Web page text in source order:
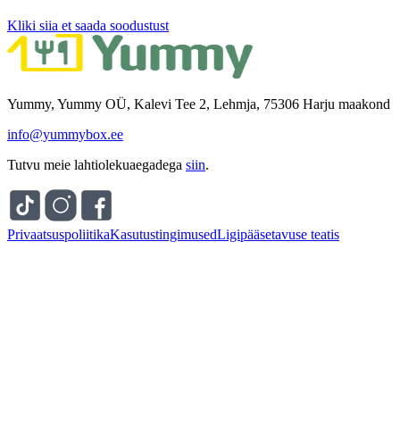
K‌liki siia et saada soodustust ‍ ​‍​‍‌‍ ‌ ​‍‌‍‍‌‌‍‌ ‌‍‍‌‌‍ ‍​‍​‍​ ‍‍​‍​‍‌ ​ ‌‍​‌‌‍ ‍‌‍‍‌‌ ‌​‌ ‍‌​‍ ‍‌‍‍‌‌‍ ​‍​‍​‍ ​​‍​‍‌‍‍​‌ ​‍‌‍‌‌‌‍‌‍​‍​‍​ ‍‍​‍​‍​‍ ‌ ​ ‌ ‌​‌ ‌‌‌‍‌​‌‍‍‌‌‍ ​‍ ‌‍‍‌‌‍ ‍‌ ‌​‌‍‌‌‌‍ ‍‌ ‌​​‍ ‌‍‌‌‌‍‌​‌‍‍‌‌ ‌​​‍ ‌‍ ‌‌‍ ‌‍‌​‌‍‌‌​ ‌‌ ​​‌ ​‍‌‍‌‌‌ ​ ‌‍‌‌‌‍ ‍‌ ‌​‌‍​‌‌ ‌​‌‍‍‌‌‍ ‌‍ ‍​ ‍ ‌‍‍‌‌‍‌​​ ‌​ ​‌​ ​‌‌‍​‌​ ‌‌‌‍‌‌​ ‍​​ ‌‍‌‍​‌​‍ ‌​ ​​​ ‍‌‌‍​‍‌‍‌‍​‍ ‌​ ‌​​ ‍‌​ ‌ ​ ​‍​‍ ‌​ ‍​​ ‌‌‌‍‌​‌‍‌‍​‍ ‌​ ‌​‌‍‌‌​ ​ ​ ​‌​ ​‌‌‍​‌​ ‌ ​ ​‌​ ‍​‌‍‌​​ ‌‍​ ​‍​ ‍ ‌ ‌​‌ ‍‌‌ ​​‌‍‌‌​ ‌‌ ​​‌‍​‌‌‍‌ ‌‍‌‌​ ‍ ‌ ​​‌‍​‌‌ ‌​‌‍‍​​ ‌‌‍​ ‌‍ ‌‍ ‌‌ ​​‌‍ ‌‍ ‍‌‍‌‌‌‍ ‍‌ ‌​‌ ​ ​‍‌‌​ ‌‌‌​​‍‌‌ ‌‍‍ ‌‍‌‌‌ ‍‌​‍‌‌​ ​ ‌​‌​​‍‌‌​ ​ ‌​‌​​‍‌‌​ ​‍​ ​‍​ ​‍‌‍‌​​ ‌‍‌‍​‍​ ‍‌​ ​‌‌‍‌‍​ ‌ ​ ‍​​ ‌‍‌‍‌​‌‍‌​​‍‌‌​ ​‍​ ​‍​‍‌‌​ ‌‌‌​‌​​‍ ‍‌‍​ ‌ ‌​‌‍​‌‌‌‌​‌‍‌‌‌ ‍​‌ ‌​​‍ ‍‌‍​ ‌ ‍‍‌‌ ‌‍‌‌‌‍ ‍​ ‌‍​‍‌‍​‌‌ ​ ‌‍‌‌‌‌‌‌‌ ​‍‌‍ ​​ ‌​‍‌‌​ ​‍‌​‌‍‌ ​ ‌ ‌​‌ ‌‌‌‍‌​‌‍‍‌‌‍ ​‍‌‍‌‍‍‌‌‍‌​​ ‌​ ​‌​ ​‌‌‍​‌​ ‌‌‌‍‌‌​ ‍​​ ‌‍‌‍​‌​‍ ‌​ ​​​ ‍‌‌‍​‍‌‍‌‍​‍ ‌​ ‌​​ ‍‌​ ‌ ​ ​‍​‍ ‌​ ‍​​ ‌‌‌‍‌​‌‍‌‍​‍ ‌​ ‌​‌‍‌‌​ ​ ​ ​‌​ ​‌‌‍​‌​ ‌ ​ ​‌​ ‍​‌‍‌​​ ‌‍​ ​‍​‍‌‍‌ ‌​‌ ‍‌‌ ​​‌‍‌‌​ ‌‌ ​​‌‍​‌‌‍‌ ‌‍‌‌​‍‌‍‌ ​​‌‍​‌‌ ‌​‌‍‍​​ ‌‌‍​ ‌‍ ‌‍ ‌‌ ​​‌‍ ‌‍ ‍‌‍‌‌‌‍ ‍‌ ‌​‌ ​ ​‍‌‌​ ‌‌‌​​‍‌‌ ‌‍‍ ‌‍‌‌‌ ‍‌​‍‌‌​ ​ ‌​‌​​‍‌‌​ ​ ‌​‌​​‍‌‌​ ​‍​ ​‍​ ​‍‌‍‌​​ ‌‍‌‍​‍​ ‍‌​ ​‌‌‍‌‍​ ‌ ​ ‍​​ ‌‍‌‍‌​‌‍‌​​‍‌‌​ ​‍​ ​‍​‍‌‌​ ‌‌‌​‌​​‍ ‍‌‍​ ‌ ‌​‌‍​‌‌‌‌​‌‍‌‌‌ ‍​‌ ‌​​‍ ‍‌‍​ ‌ ‍‍‌‌ ‌‍‌‌‌‍ ‍​‍‌‍‌‍‍‌‌ ​ ‌​‌​‌ ​‍‌‍​‌‌‍‌‍‌ ‌​​ ‌​‍​‍‌ ‌
Yummy, Yummy OÜ, Kalevi Tee 2, Lehmja, 75306 Harju maakond
info@yummybox.ee
Tutvu meie lahtiolekuaegadega siin.
PrivaatsuspoliitikaKasutustingimusedLigipääsetavuse teatis